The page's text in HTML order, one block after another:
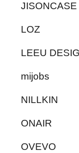
JISONCASE
LOZ
LEEU
mijobs
NILLKIN
ONAIR
OVEVO